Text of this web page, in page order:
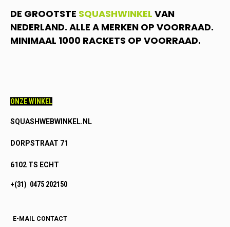
DE GROOTSTE SQUASHWINKEL VAN
NEDERLAND. ALLE A MERKEN OP VOORRAAD.
MINIMAAL 1000 RACKETS OP VOORRAAD.
ONZE WINKEL
SQUASHWEBWINKEL.NL
DORPSTRAAT 71
6102 TS ECHT
+(31) 0475 202150
E-MAIL CONTACT